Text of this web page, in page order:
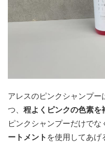
アレスのピンクシャンプ
つ、 程よくピンクの色素を
ピンクシャンプーだけでな
ートメント を使用してあげ